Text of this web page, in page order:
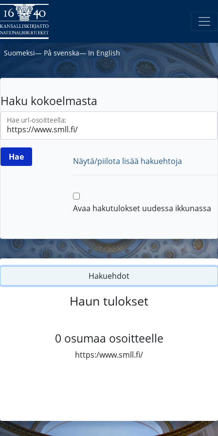
Suomeksi― På svenska― In English
Haku kokoelmasta
Hae url-osoitteella:
Näytä/piilota lisää hakuehtoja
Avaa hakutulokset uudessa ikkunassa
Hakuehdot
Haun tulokset
0 osumaa osoitteelle
https:/www.smll.fi/